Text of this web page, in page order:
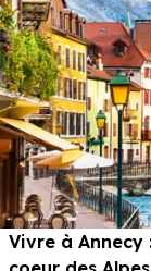
Vivre à Annecy